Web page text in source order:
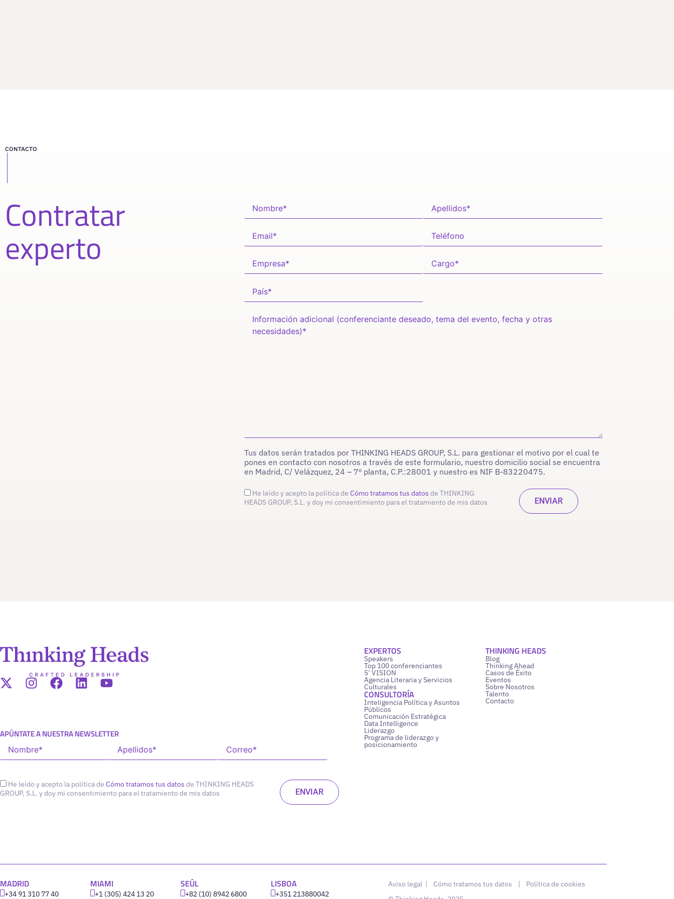
CONTACTO
Contratar
experto
Tus datos serán tratados por THINKING HEADS GROUP, S.L. para gestionar el motivo por el cual te
pones en contacto con nosotros a través de este formulario, nuestro domicilio social se encuentra
en Madrid, C/ Velázquez, 24 – 7º planta, C.P.:28001 y nuestro es NIF B-83220475.
He leído y acepto la política de Cómo tratamos tus datos de THINKING
HEADS GROUP, S.L. y doy mi consentimiento para el tratamiento de mis datos
APÚNTATE A NUESTRA NEWSLETTER
He leído y acepto la política de Cómo tratamos tus datos de THINKING HEADS
GROUP, S.L. y doy mi consentimiento para el tratamiento de mis datos
EXPERTOS
Speakers
Top 100 conferenciantes
5’ VISION
Agencia Literaria y Servicios
Culturales
CONSULTORÍA
Inteligencia Política y Asuntos
Públicos
Comunicación Estratégica
Data Intelligence
Liderazgo
Programa de liderazgo y
posicionamiento
THINKING HEADS
Blog
Thinking Ahead
Casos de Éxito
Eventos
Sobre Nosotros
Talento
Contacto
MADRID
+34 91 310 77 40
MIAMI
+1 (305) 424 13 20
SEÚL
+82 (10) 8942 6800
LISBOA
‪+351 213880042
Aviso legal | Cómo tratamos tus datos | Política de cookies